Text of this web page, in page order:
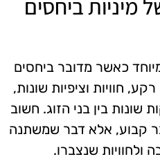
מיניות ביחסים
כאשר מדובר ביחסים
חוויות וציפיות שונות,
שונות בין בני הזוג. חשוב
קבוע, אלא דבר שמשתנה
שנצברו.